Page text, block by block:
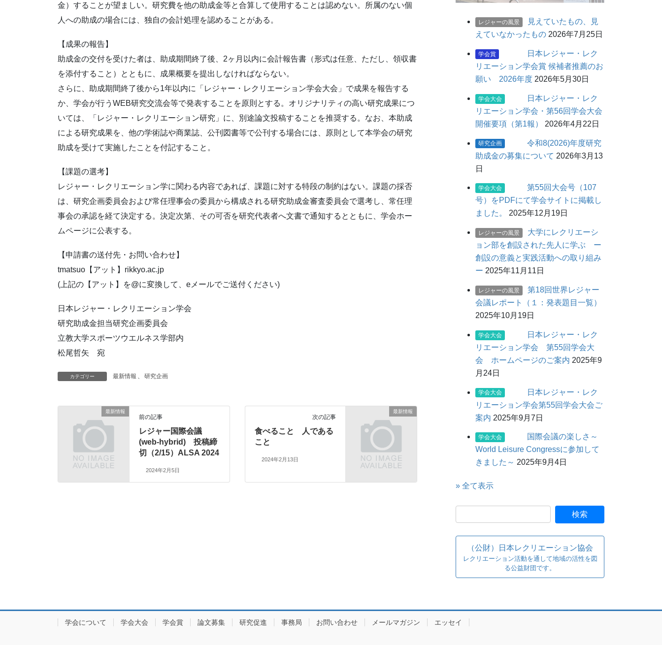
金）することが望ましい。研究費を他の助成金等と合算して使用することは認めない。所属のない個
人への助成の場合には、独自の会計処理を認めることがある。
【成果の報告】
助成金の交付を受けた者は、助成期間終了後、2ヶ月以内に会計報告書（形式は任意、ただし、領収書
を添付すること）とともに、成果概要を提出しなければならない。
さらに、助成期間終了後から1年以内に「レジャー・レクリエーション学会大会」で成果を報告する
か、学会が行うWEB研究交流会等で発表することを原則とする。オリジナリティの高い研究成果につ
いては、「レジャー・レクリエーション研究」に、別途論文投稿することを推奨する。なお、本助成
による研究成果を、他の学術誌や商業誌、公刊図書等で公刊する場合には、原則として本学会の研究
助成を受けて実施したことを付記すること。
【課題の選考】
レジャー・レクリエーション学に関わる内容であれば、課題に対する特段の制約はない。課題の採否
は、研究企画委員会および常任理事会の委員から構成される研究助成金審査委員会で選考し、常任理
事会の承認を経て決定する。決定次第、その可否を研究代表者へ文書で通知するとともに、学会ホー
ムページに公表する。
【申請書の送付先・お問い合わせ】
tmatsuo【アット】rikkyo.ac.jp
(上記の【アット】を@に変換して、eメールでご送付ください)
日本レジャー・レクリエーション学会
研究助成金担当研究企画委員会
立教大学スポーツウエルネス学部内
松尾哲矢 宛
カテゴリー 最新情報 研究企画
最新情報
前の記事
レジャー国際会議
(web-hybrid) 投稿締
切（2/15）ALSA 2024
2024年2月5日
最新情報
次の記事
食べること 人である
こと
2024年2月13日
レジャーの風景
見えていたもの、見
えていなかったもの 2026年7月25日
学会賞
日本レジャー・レク
リエーション学会賞 候補者推薦のお
願い 2026年度 2026年5月30日
学会大会
日本レジャー・レク
リエーション学会・第56回学会大会
開催要項（第1報）
2026年4月22日
研究企画
令和8(2026)年度研究
助成金の募集について 2026年3月13
日
学会大会
第55回大会号（107
号）をPDFにて学会サイトに掲載し
ました。
2025年12月19日
レジャーの風景
大学にレクリエーシ
ョン部を創設された先人に学ぶ ー
創設の意義と実践活動への取り組み
ー 2025年11月11日
レジャーの風景
第18回世界レジャー
会議レポート（１：発表題目一覧）
2025年10月19日
学会大会
日本レジャー・レク
リエーション学会 第55回学会大
会 ホームページのご案内 2025年9
月24日
学会大会
日本レジャー・レク
リエーション学会第55回学会大会ご
案内 2025年9月7日
学会大会
国際会議の楽しさ～
World Leisure Congressに参加して
きました～ 2025年9月4日
» 全て表示
（公財）日本レクリエーション協会
レクリエーション活動を通して地域の活性を図
る公益財団です。
学会について 学会大会 学会賞 論文募集 研究促進 事務局 お問い合わせ メールマガジン エッセイ